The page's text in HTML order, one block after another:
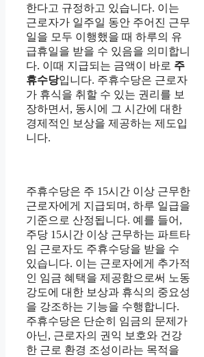
한다고 규정하고 있습니다. 이는
근로자가 일주일 동안 주어진 근무
일을 모두 이행했을 때 하루의 유
급휴일을 받을 수 있음을 의미합니
다. 이때 지급되는 금액이 바로 주
휴수당입니다. 주휴수당은 근로자
가 휴식을 취할 수 있는 권리를 보
장하면서, 동시에 그 시간에 대한
경제적인 보상을 제공하는 제도입
니다.
주휴수당은 주 15시간 이상 근무한
근로자에게 지급되며, 하루 일급을
기준으로 산정됩니다. 예를 들어,
주당 15시간 이상 근무하는 파트타
임 근로자도 주휴수당을 받을 수
있습니다. 이는 근로자에게 추가적
인 임금 혜택을 제공함으로써 노동
강도에 대한 보상과 휴식의 중요성
을 강조하는 기능을 수행합니다.
주휴수당은 단순히 임금의 문제가
아닌, 근로자의 권익 보호와 건강
한 근로 환경 조성이라는 목적을